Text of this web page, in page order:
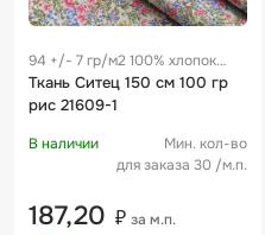
94 +/- 7 гр/м2 100% хлопок
0.28 м
Ткань Ситец 150 см 100 гр
рис 21609-1
В наличии
Мин. кол-во
для заказа 30 /м.п.
187,20 ₽ за м.п.